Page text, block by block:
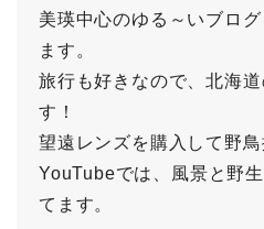
美瑛中心のゆる～いブロ
ます。
旅行も好きなので、北海
す！
望遠レンズを購入して野鳥
YouTubeでは、風景と野
てます。